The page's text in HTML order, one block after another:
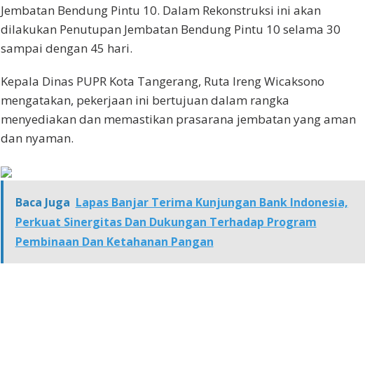
Jembatan Bendung Pintu 10. Dalam Rekonstruksi ini akan
dilakukan Penutupan Jembatan Bendung Pintu 10 selama 30
sampai dengan 45 hari.
Kepala Dinas PUPR Kota Tangerang, Ruta Ireng Wicaksono
mengatakan, pekerjaan ini bertujuan dalam rangka
menyediakan dan memastikan prasarana jembatan yang aman
dan nyaman.
Baca Juga Lapas Banjar Terima Kunjungan Bank Indonesia,
Perkuat Sinergitas Dan Dukungan Terhadap Program
Pembinaan Dan Ketahanan Pangan